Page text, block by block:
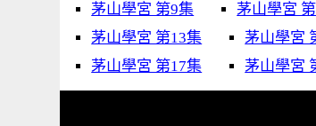
茅山學宮 第9集
茅山學宮
茅山學宮 第13集
茅山學宮
茅山學宮 第17集
茅山學宮